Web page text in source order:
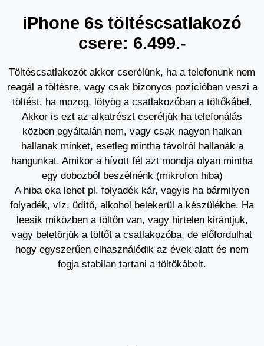
iPhone 6s töltéscsatlakozó
csere: 6.499.-
Töltéscsatlakozót akkor cserélünk, ha a telefonunk nem
reagál a töltésre, vagy csak bizonyos pozícióban veszi a
töltést, ha mozog, lötyög a csatlakozóban a töltőkábel.
Akkor is ezt az alkatrészt cseréljük ha telefonálás
közben egyáltalán nem, vagy csak nagyon halkan
hallanak minket, esetleg mintha távolról hallanák a
hangunkat. Amikor a hívott fél azt mondja olyan mintha
egy dobozból beszélnénk (mikrofon hiba)
A hiba oka lehet pl. folyadék kár, vagyis ha bármilyen
folyadék, víz, üdítő, alkohol belekerül a készülékbe. Ha
leesik miközben a töltőn van, vagy hirtelen kirántjuk,
vagy beletörjük a töltőt a csatlakozóba, de előfordulhat
hogy egyszerűen elhasználódik az évek alatt és nem
fogja stabilan tartani a töltőkábelt.